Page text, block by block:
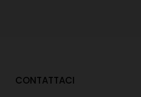
CONTATTACI